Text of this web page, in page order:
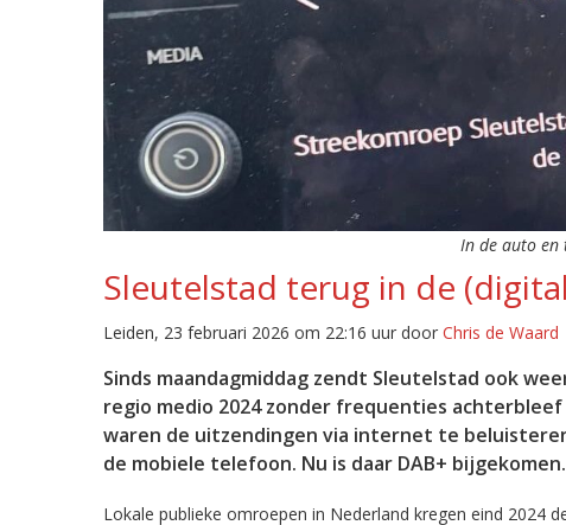
In de auto en
Sleutelstad terug in de
Leiden, 23 februari 2026 om 22:16 uur door Chris de Waard
Sinds maandagmiddag zendt Sleutelstad ook
regio medio 2024 zonder frequenties
waren de uitzendingen via internet te
de mobiele telefoon. Nu is daar DAB+ bijgekomen.
Lokale publieke omroepen in Nederland kregen eind 2024